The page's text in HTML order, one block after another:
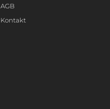
AGB
Kontakt